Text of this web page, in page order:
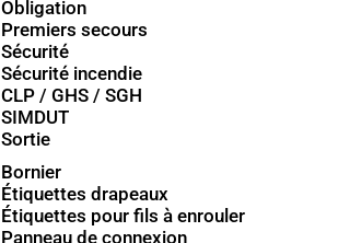
Obligation
Premiers secours
Sécurité
Sécurité incendie
CLP / GHS / SGH
SIMDUT
Sortie
Bornier
Étiquettes drapeaux
Étiquettes pour fils à enrouler
Panneau de connexion